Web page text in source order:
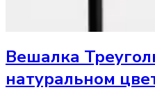
Вешалка
натуральном